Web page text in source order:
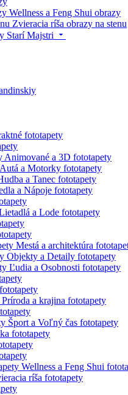
Wellness a Feng Shui obrazy
Zvieracia ríša obrazy na stenu
Starí Majstri
fototapety
Animované a 3D fototapety
Autá a Motorky fototapety
a Tanec fototapety
a Nápoje fototapety
a Lode fototapety
Mestá a architektúra
Objekty a Detaily fototapety
Ľudia a Osobnosti fototapety
Príroda a krajina fototapety
Šport a Voľný čas fototapety
fototapety
Wellness a Feng Shui
ríša fototapety